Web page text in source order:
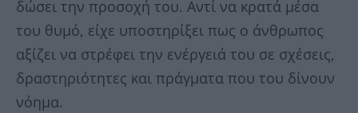
δώσει την προσοχή του. Αντί να κρατά μέσα
του θυμό, είχε υποστηρίξει πως ο άνθρωπος
αξίζει να στρέφει την ενέργειά του σε σχέσεις,
δραστηριότητες και πράγματα που του δίνουν
νόημα.